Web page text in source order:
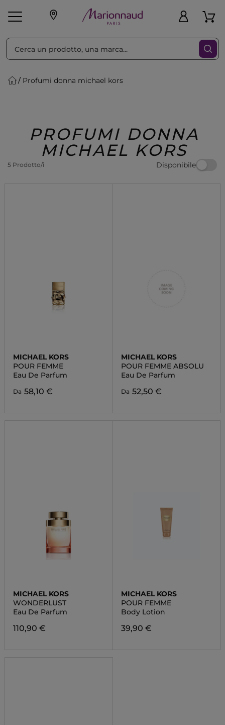
Make-up Profumi
Regalo
Profumi donna michael kors
PROFUMI DONNA
MICHAEL KORS
5 Prodotto/i Disponibile
Ordina per Filtra
MICHAEL KORS
POUR FEMME
Eau De Parfum
Da 58,10 €
MICHAEL KORS
POUR FEMME ABSOLU
Eau De Parfum
Da 52,50 €
MICHAEL KORS
WONDERLUST
Eau De Parfum
110,90 €
MICHAEL KORS
POUR FEMME
Body Lotion
39,90 €